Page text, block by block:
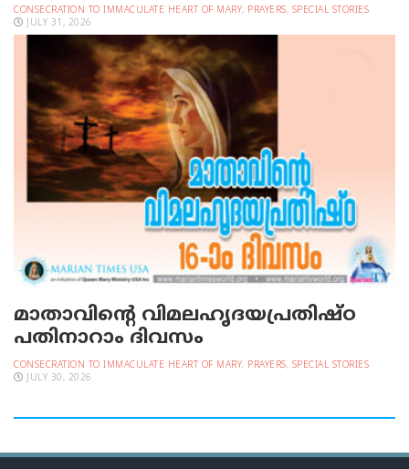
CONSECRATION TO IMMACULATE HEART OF MARY, PRAYERS, SPECIAL STORIES
JULY 31, 2026
മാതാവിന്റെ വിമലഹൃദയപ്രതിഷ്ഠ
പതിനാറാം ദിവസം
CONSECRATION TO IMMACULATE HEART OF MARY, PRAYERS, SPECIAL STORIES
JULY 30, 2026